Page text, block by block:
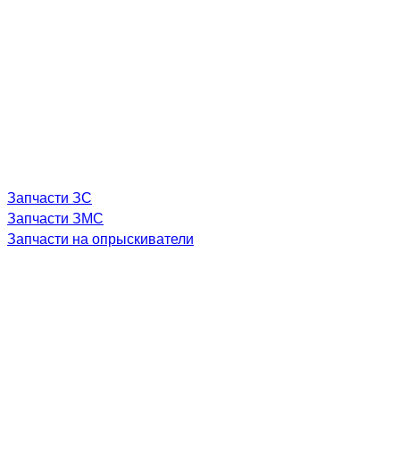
Запчасти ЗС
Запчасти ЗМС
Запчасти на опрыскиватели